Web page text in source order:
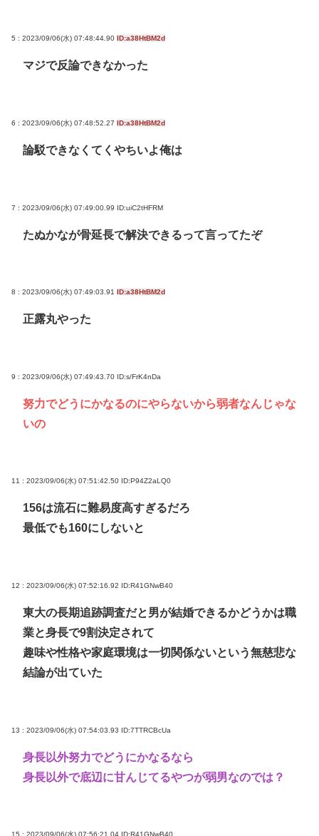
5 : 2023/09/06(水) 07:48:44.90 ID:a38HtBM2d
マジで反論できなかった
6 : 2023/09/06(水) 07:48:52.27 ID:a38HtBM2d
論駁できなくてくやちいよ俺は
7 : 2023/09/06(水) 07:49:00.99 ID:uiC2tHFRM
たぬかなが骨延長で解決できるって言ってたぞ
8 : 2023/09/06(水) 07:49:03.91 ID:a38HtBM2d
正露丸やった
9 : 2023/09/06(水) 07:49:43.70 ID:s/FrK4nDa
努力でどうにかなるのにやらないから弱者なんじゃな
いの
11 : 2023/09/06(水) 07:51:42.50 ID:P94Z2aLQ0
156は流石に難易度高すぎるだろ
最低でも160にしないと
12 : 2023/09/06(水) 07:52:16.92 ID:R41GNwB40
東大の長期追跡調査だと男が結婚できるかどうかは職
業と身長で9割決定されて
趣味や性格や家庭環境は一切関係ないという無慈悲な
結論が出ていた
13 : 2023/09/06(水) 07:54:03.93 ID:7TTRCBcUa
身長以外努力でどうにかなるなら
身長以外で底辺に甘んじてるやつが弱男なのでは？
15 : 2023/09/06(水) 07:56:21.04 ID:R41GNwB40